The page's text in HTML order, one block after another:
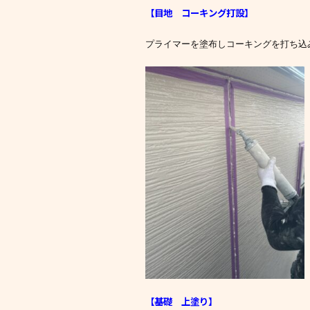
【目地 コーキング打設】
プライマーを塗布しコーキングを打ち込
【基礎 上塗り】